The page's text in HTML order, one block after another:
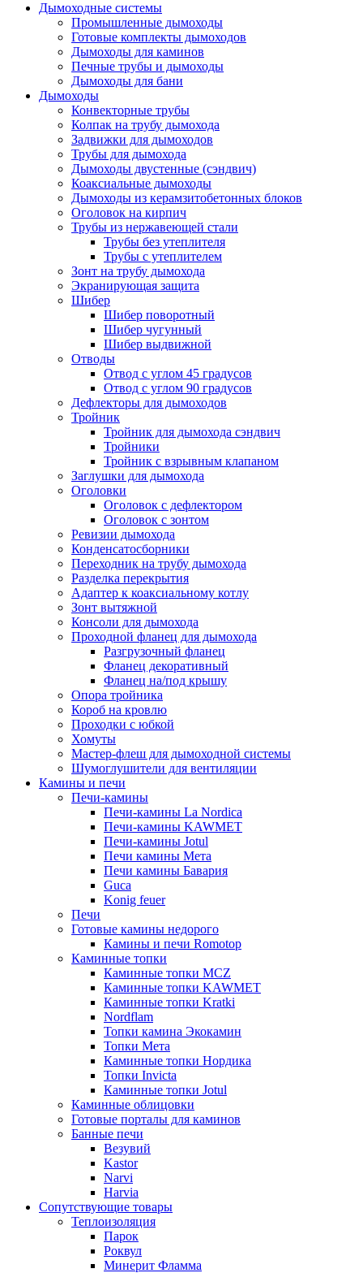
Дымоходные системы
Промышленные дымоходы
Готовые комплекты дымоходов
Дымоходы для каминов
Печные трубы и дымоходы
Дымоходы для бани
Дымоходы
Конвекторные трубы
Колпак на трубу дымохода
Задвижки для дымоходов
Трубы для дымохода
Дымоходы двустенные (сэндвич)
Коаксиальные дымоходы
Дымоходы из керамзитобетонных блоков
Оголовок на кирпич
Трубы из нержавеющей стали
Трубы без утеплителя
Трубы с утеплителем
Зонт на трубу дымохода
Экранирующая защита
Шибер
Шибер поворотный
Шибер чугунный
Шибер выдвижной
Отводы
Отвод с углом 45 градусов
Отвод с углом 90 градусов
Дефлекторы для дымоходов
Тройник
Тройник для дымохода сэндвич
Тройники
Тройник с взрывным клапаном
Заглушки для дымохода
Оголовки
Оголовок с дефлектором
Оголовок с зонтом
Ревизии дымохода
Конденсатосборники
Переходник на трубу дымохода
Разделка перекрытия
Адаптер к коаксиальному котлу
Зонт вытяжной
Консоли для дымохода
Проходной фланец для дымохода
Разгрузочный фланец
Фланец декоративный
Фланец на/под крышу
Опора тройника
Короб на кровлю
Проходки с юбкой
Хомуты
Мастер-флеш для дымоходной системы
Шумоглушители для вентиляции
Камины и печи
Печи-камины
Печи-камины La Nordica
Печи-камины KAWMET
Печи-камины Jotul
Печи камины Мета
Печи камины Бавария
Guca
Konig feuer
Печи
Готовые камины недорого
Камины и печи Romotop
Каминные топки
Каминные топки MCZ
Каминные топки KAWMET
Каминные топки Kratki
Nordflam
Топки камина Экокамин
Топки Мета
Каминные топки Нордика
Топки Invicta
Каминные топки Jotul
Каминные облицовки
Готовые порталы для каминов
Банные печи
Везувий
Kastor
Narvi
Harvia
Сопутствующие товары
Теплоизоляция
Парок
Роквул
Минерит Фламма